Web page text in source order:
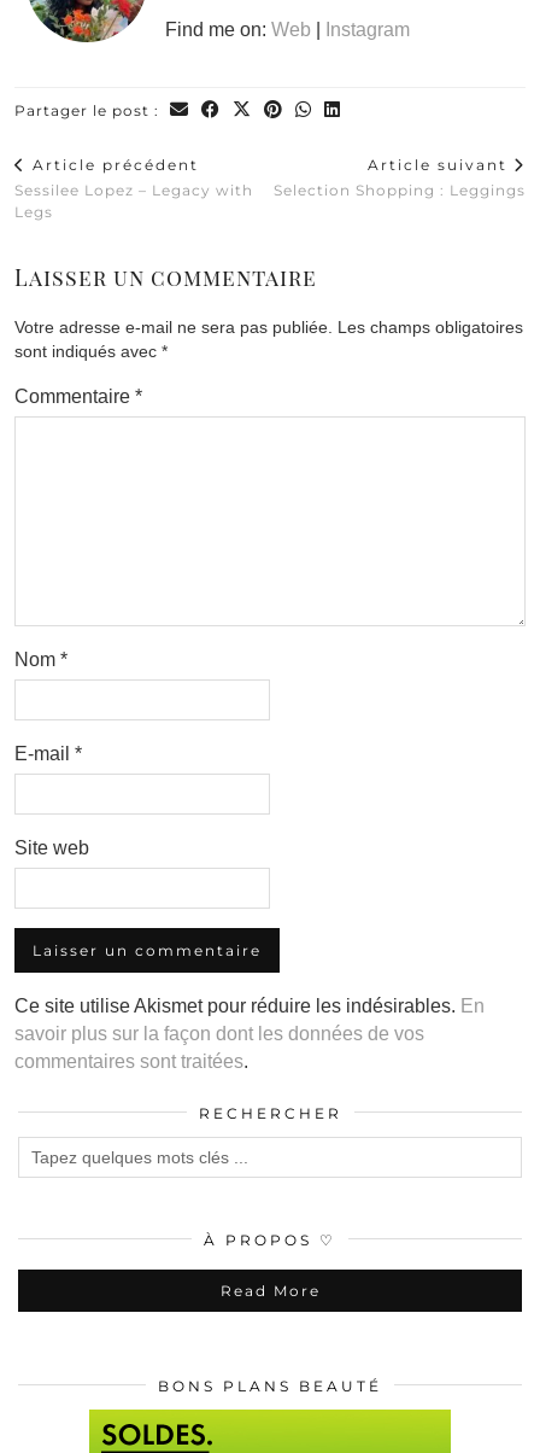
Find me on: Web Instagram
Partager le post :
Article précédent
Sessilee Lopez – Legacy with
Legs
Article suivant
Selection Shopping : Leggings
Laisser un commentaire
Votre adresse e-mail ne sera pas publiée. Les champs obligatoires
sont indiqués avec *
Commentaire *
Nom *
E-mail *
Site web
Ce site utilise Akismet pour réduire les indésirables. En
savoir plus sur la façon dont les données de vos
commentaires sont traitées.
RECHERCHER
À PROPOS ♡
Read More
BONS PLANS BEAUTÉ